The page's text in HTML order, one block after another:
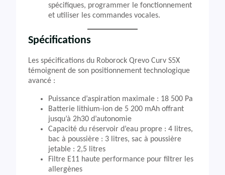
spécifiques, programmer le fonctionnement
et utiliser les commandes vocales.
Spécifications
Les spécifications du Roborock Qrevo Curv S5X
témoignent de son positionnement technologique
avancé :
Puissance d’aspiration maximale : 18 500 Pa
Batterie lithium-ion de 5 200 mAh offrant
jusqu’à 2h30 d’autonomie
Capacité du réservoir d’eau propre : 4 litres,
bac à poussière : 3 litres, sac à poussière
jetable : 2,5 litres
Filtre E11 haute performance pour filtrer les
allergènes